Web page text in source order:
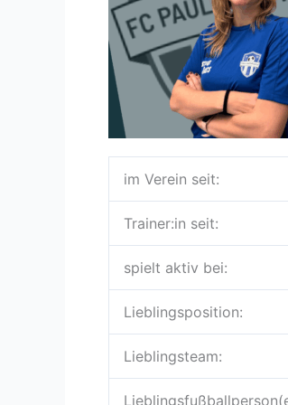
im Verein seit:
Trainer:in seit:
spielt aktiv bei:
Lieblingsposition:
Lieblingsteam: